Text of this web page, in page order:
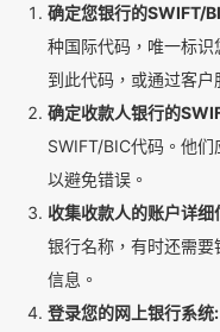
确定您银行的SWIFT/
种国际代码，唯一标
到此代码，或通过客户
确定收款人银行的
SWIFT/BIC代码。他
以避免错误。
收集收款人的账户详细
银行名称，有时还需
信息。
登录您的网上银行系统: